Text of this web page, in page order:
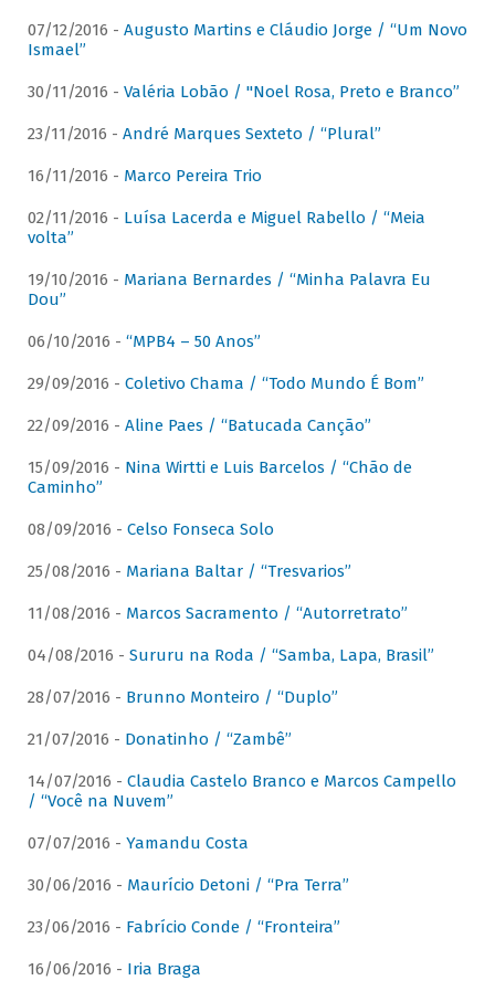
07/12/2016 - Augusto Martins e Cláudio Jorge / “Um Novo
Ismael”
30/11/2016 - Valéria Lobão / "Noel Rosa, Preto e Branco”
23/11/2016 - André Marques Sexteto / “Plural”
16/11/2016 - Marco Pereira Trio
02/11/2016 - Luísa Lacerda e Miguel Rabello / “Meia
volta”
19/10/2016 - Mariana Bernardes / “Minha Palavra Eu
Dou”
06/10/2016 - “MPB4 – 50 Anos”
29/09/2016 - Coletivo Chama / “Todo Mundo É Bom”
22/09/2016 - Aline Paes / “Batucada Canção”
15/09/2016 - Nina Wirtti e Luis Barcelos / “Chão de
Caminho”
08/09/2016 - Celso Fonseca Solo
25/08/2016 - Mariana Baltar / “Tresvarios”
11/08/2016 - Marcos Sacramento / “Autorretrato”
04/08/2016 - Sururu na Roda / “Samba, Lapa, Brasil”
28/07/2016 - Brunno Monteiro / “Duplo”
21/07/2016 - Donatinho / “Zambê”
14/07/2016 - Claudia Castelo Branco e Marcos Campello
/ “Você na Nuvem”
07/07/2016 - Yamandu Costa
30/06/2016 - Maurício Detoni / “Pra Terra”
23/06/2016 - Fabrício Conde / “Fronteira”
16/06/2016 - Iria Braga